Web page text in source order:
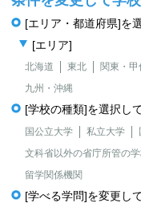
[エリア・都道府県]を
[エリア]
北海道 東北 関東・甲
九州・沖縄
[学校の種類]を選択し
国公立大学 私立大学
文科省以外の省庁所管の
留学関係機関
[学べる学問]を変更し